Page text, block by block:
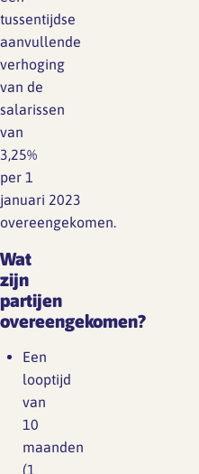
tussentijdse
aanvullende
verhoging
van de
salarissen
van
3,25%
per 1
januari 2023
overeengekomen.
Wat
zijn
partijen
overeengekomen?
Een
looptijd
van
10
maanden
(1